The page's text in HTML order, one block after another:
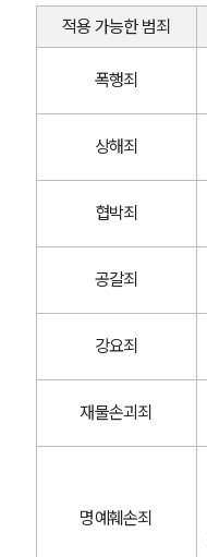
적용 가능한 범죄
폭행죄
상해죄
협박죄
공갈죄
강요죄
재물손괴죄
명예훼손죄